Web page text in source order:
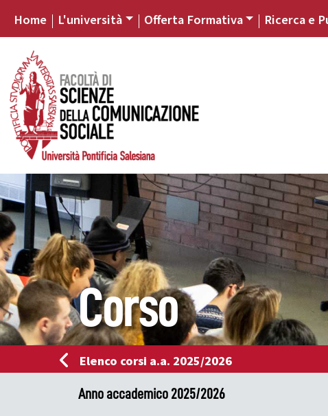
Home L'università Offerta Formativa Ricerca e
Corso
Elenco corsi a.a. 2025/2026
Anno accademico 2025/2026